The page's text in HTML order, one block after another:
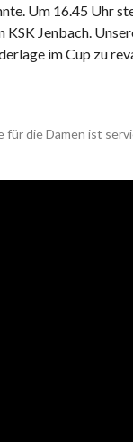
Um 16.45 Uhr
KSK Jenbach.
im Cup zu
für die Damen ist